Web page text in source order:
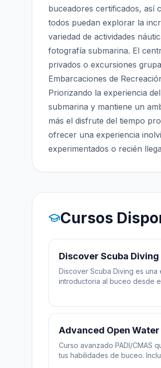
buceadores certificados, así
todos puedan explorar la
variedad de actividades
fotografía submarina. El
privados o excursiones
Embarcaciones de
Priorizando la experiencia
submarina y mantiene un
más el disfrute del tiempo
ofrecer una experiencia
experimentados o recién
Cursos
Discover Scuba Diving
Discover Scuba Diving es una
introductoria al buceo desde
Incluye práctica inicial en
certificado. Ideal para
Advanced Open Water
Curso avanzado PADI/CMAS
tus habilidades de buceo.
especialidades como